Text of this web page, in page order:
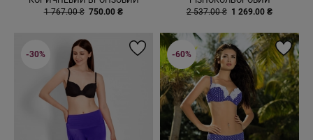
1 767.00 ₴ 750.00 ₴
2 537.00 ₴ 1 269.00 ₴
-30% -60%